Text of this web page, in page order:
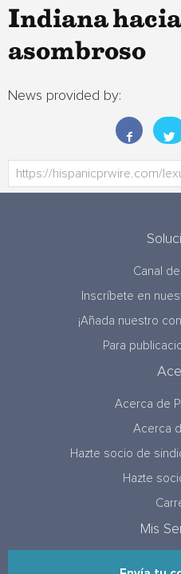
Indiana
asombroso
News provided by:
Canal
Inscríbete en
¡Añada nuestro
Para
Acerca de
Acerca
Hazte socio de
Hazte
Mis